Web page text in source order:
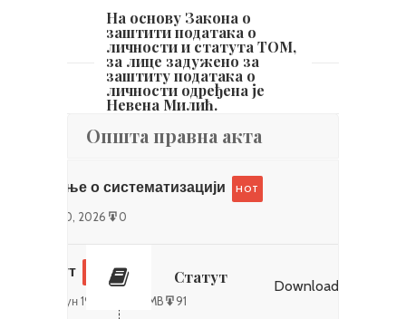
На основу Закона о
заштити података о
личности и статута ТОМ,
за лице задужено за
заштиту података о
личности одређена је
Невена Милић.
Општа правна акта
Лице за заштиту података о личности
јун 20, 2026 0
Решење о систематизацији HOT
јун 20, 2026 0
Статут
јун 19, 2026 8 MB 91
Download all (8 MB)
Статут